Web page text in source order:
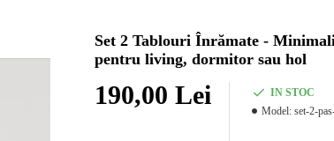
Set 2 Tablouri Înrămate -
pentru living, dormitor sau hol
190,00 Lei
IN STOC
Model: set-2-